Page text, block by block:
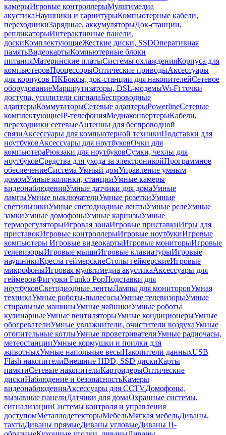
камерыИгровые контроллерыМультимедиа
акустикаНаушники и гарнитурыКомпьютерные кабели,
переходникиЗарядные, аккумуляторыДок-станции,
репликаторыИнтерактивные панели,
доскиКомплектующиеЖесткие диски, SSDОперативная
памятьВидеокартыКомпьютерные блоки
питанияМатеринские платыСистемы охлажденияКорпуса для
компьютеровПроцессорыОптические приводыАксессуары
для корпусов ПКБоксы, док-станции для накопителейСетевое
оборудованиеМаршрутизаторы, DSL-модемыWi-Fi точки
доступа, усилители сигналаБеспроводные
адаптерыКоммутаторыСетевые адаптерыPowerlineСетевые
комплектующиеIP-телефонияМедиаконвертерыКабели,
переходники сетевыеАнтенны для беспроводной
связиАксессуары для компьютерной техникиПодставки для
ноутбуковАксессуары для ноутбуковОчки для
компьютераРюкзаки для ноутбуковСумки, чехлы для
ноутбуковСредства для ухода за электроникойПрограммное
обеспечениеСистема Умный домУправление умным
домомУмные колонки, станцииУмные камеры
видеонаблюденияУмные датчики для домаУмные
лампыУмные выключателиУмные розеткиУмные
светильникиУмные светодиодные лентыУмные релеУмные
замкиУмные домофоныУмные карнизыУмные
терморегуляторыИгровая зонаИгровые приставкиИгры для
приставокИгровые контроллерыИгровые ноутбукиИгровые
компьютеры Игровые видеокартыИгровые мониторыИгровые
телевизорыИгровые мышиИгровые клавиатурыИгровые
наушникиКресла геймерскиеСтолы геймерскиеИгровые
микрофоныИгровая мультимедиа акустикаАксессуары для
геймеровФигурки Funko PopПодставки для
ноутбуковСветодиодные лентыЛампы для мониторовУмная
техникаУмные роботы-пылесосыУмные телевизорыУмные
стиральные машиныУмные чайникиУмные роботы
кулинарныеУмные вентиляторыУмные кондиционерыУмные
обогревателиУмные увлажнители, очистители воздухаУмные
отопительные котлыУмные проветривателиУмные радиочасы,
метеостанцииУмные кормушки и поилки для
животныхУмные напольные весыНакопители данныхUSB
Flash накопителиВнешние HDD, SSD дискиКарты
памятиСетевые накопителиКартридерыОптические
дискиНаблюдение и безопасностьКамеры
видеонаблюденияАксессуары для CCTVДомофоны,
вызывные панелиДатчики для домаОхранные системы,
сигнализацииСистемы контроля и управления
доступомМеталлодетекторыМебельМягкая мебельДиваны,
тахтыДиваны прямыеДиваны угловыеДиваны П-